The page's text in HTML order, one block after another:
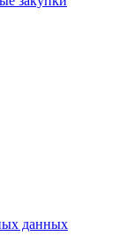
данных